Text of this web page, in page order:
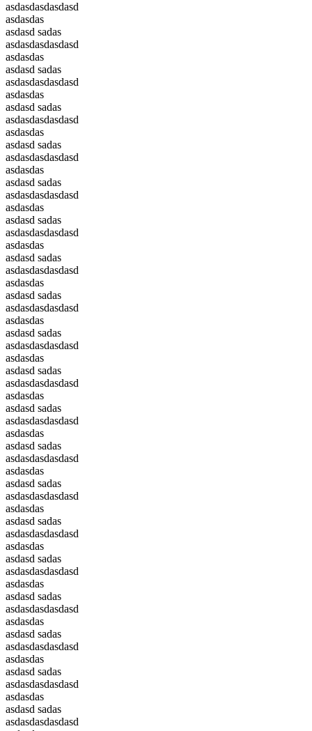
asdasdasdasdasd
asdasdas
asdasd sadas
asdasdasdasdasd
asdasdas
asdasd sadas
asdasdasdasdasd
asdasdas
asdasd sadas
asdasdasdasdasd
asdasdas
asdasd sadas
asdasdasdasdasd
asdasdas
asdasd sadas
asdasdasdasdasd
asdasdas
asdasd sadas
asdasdasdasdasd
asdasdas
asdasd sadas
asdasdasdasdasd
asdasdas
asdasd sadas
asdasdasdasdasd
asdasdas
asdasd sadas
asdasdasdasdasd
asdasdas
asdasd sadas
asdasdasdasdasd
asdasdas
asdasd sadas
asdasdasdasdasd
asdasdas
asdasd sadas
asdasdasdasdasd
asdasdas
asdasd sadas
asdasdasdasdasd
asdasdas
asdasd sadas
asdasdasdasdasd
asdasdas
asdasd sadas
asdasdasdasdasd
asdasdas
asdasd sadas
asdasdasdasdasd
asdasdas
asdasd sadas
asdasdasdasdasd
asdasdas
asdasd sadas
asdasdasdasdasd
asdasdas
asdasd sadas
asdasdasdasdasd